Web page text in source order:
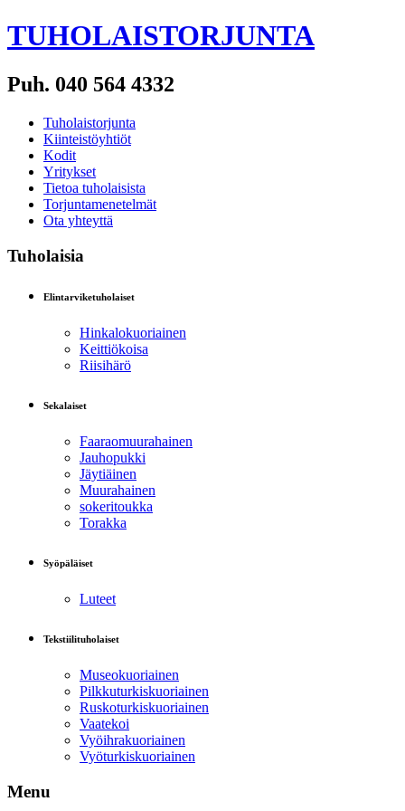
TUHOLAISTORJUNTA
Puh. 040 564 4332
Tuholaistorjunta
Kiinteistöyhtiöt
Kodit
Yritykset
Tietoa tuholaisista
Torjuntamenetelmät
Ota yhteyttä
Tuholaisia
Elintarviketuholaiset
Hinkalokuoriainen
Keittiökoisa
Riisihärö
Sekalaiset
Faaraomuurahainen
Jauhopukki
Jäytiäinen
Muurahainen
sokeritoukka
Torakka
Syöpäläiset
Luteet
Tekstiilituholaiset
Museokuoriainen
Pilkkuturkiskuoriainen
Ruskoturkiskuoriainen
Vaatekoi
Vyöihrakuoriainen
Vyöturkiskuoriainen
Menu